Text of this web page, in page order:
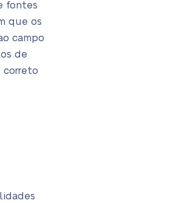
fontes
que os
campo
de
correto